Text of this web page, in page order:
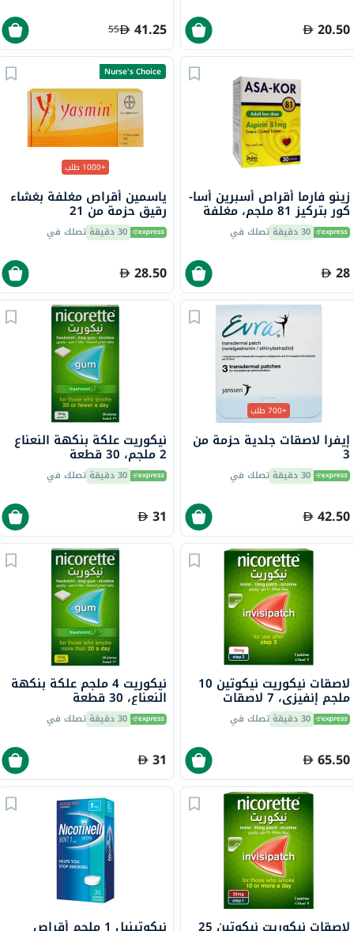
20.50
41.25
55
زينو فارما أقراص أسبرين أسا-
كور بتركيز 81 ملجم، مغلفة
معويًا، 3030 دقيقة تصلك في
28
Nurse's Choice
+1000 طلب
ياسمين أقراص مغلفة بغشاء
رقيق حزمة من 21
30 دقيقة تصلك في
28.50
+700 طلب
إيفرا لاصقات جلدية حزمة من
3
30 دقيقة تصلك في
42.50
نيكوريت علكة بنكهة النعناع
2 ملجم، 30 قطعة
30 دقيقة تصلك في
31
لاصقات نيكوريت نيكوتين 10
ملجم إنفيزي، 7 لاصقات
30 دقيقة تصلك في
65.50
نيكوريت 4 ملجم علكة بنكهة
النعناع، ​​30 قطعة
30 دقيقة تصلك في
31